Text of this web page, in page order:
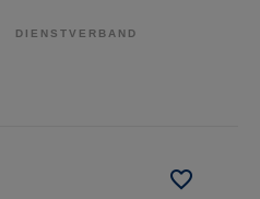
DIENSTVERBAND